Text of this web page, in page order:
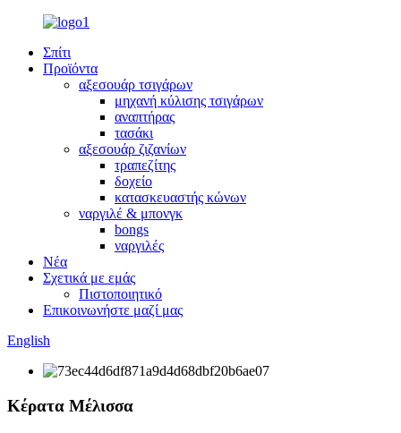
Σπίτι
Προϊόντα
αξεσουάρ τσιγάρων
μηχανή κύλισης τσιγάρων
αναπτήρας
τασάκι
αξεσουάρ ζιζανίων
τραπεζίτης
δοχείο
κατασκευαστής κώνων
ναργιλέ & μπονγκ
bongs
ναργιλές
Νέα
Σχετικά με εμάς
Πιστοποιητικό
Επικοινωνήστε μαζί μας
English
Κέρατα Μέλισσα